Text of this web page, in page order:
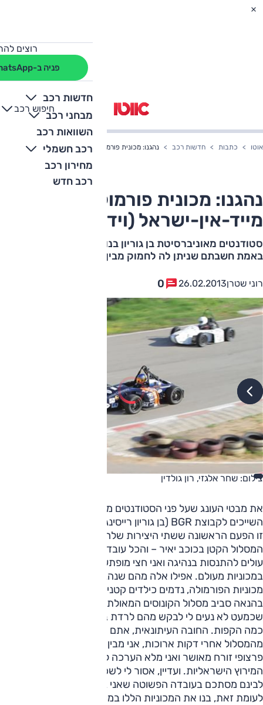
רוצים
פניה ב-WhatsApp
חדשות רכב
מבחני רכב
השוואות רכב
רכב חשמלי
מחירון רכב
רכב חדש
חיפוש רכב
+
-
אוטו כתבות חדשות רכב נהגנו: מכונית פורמולה מייד-אין-ישראל (וידאו)
נהגנו: מכונית פורמולה
מייד-אין-ישראל (וידאו)
סטודנטים מאוניברסיטת בן גוריון בנו מכונית פורמולה – לא
באמת חשבתם שניתן לה לחמוק מבין אצבעותינו, נכון?
רוני שטרן26.02.2013
0
צילום: שחר אלגזי, רון גולדין
את מבטי העונג שעל פני הסטודנטים מאוניברסיטת בן גוריון,
השייכים לקבוצת BGR (בן גוריון רייסינג) אי אפשר היה לפספס.
זו הפעם הראשונה ששתי היצירות שלהם נוסעות יחדיו על
המסלול הקטן בכוכב יאיר – והכל עובד כמו שעון. אחד-אחד הם
עולים להתנסות בנהיגה ואני חצי מופתע לשמוע שרובם לא נהגו
במכוניות מעולם. אפילו אלה מהם שנהגו כבר בעבר בשתי
מכוניות הפורמולה, נדמים כילדים קטנים כשהם מתפרעים
בהנאה סביב מסלול הקונוסים המאולתר. הם כל כך נהנים
שכמעט לא נעים לי לבקש מהם לרדת בכדי שאוכל אני לעשות
כמה הקפות. החובה העיתונאית, אתם יודעים. רק כשאני יורד
מהמסלול אחרי דקות ארוכות, אני מבין שאני נראה בדיוק כמוהם:
פרצופי זורח מאושר ואני מלא הערכה ליכולותיהן של שתי מכוניות
המירוץ הישראליות. ועדיין, אסור לי לשכוח שההבדל העיקרי ביני
לבינם מסתכם בעובדה הפשוטה שאני בסך הכל טרמפיסט, הם,
לעומת זאת, בנו את המכוניות הללו במו ידיהם.